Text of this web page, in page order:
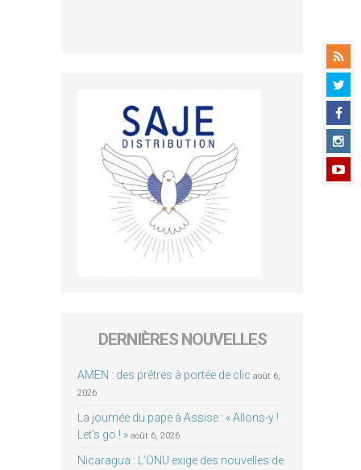
DERNIÈRES NOUVELLES
AMEN : des prêtres à portée de clic août 6,
2026
La journée du pape à Assise : « Allons-y !
Let’s go ! » août 6, 2026
Nicaragua : L’ONU exige des nouvelles de